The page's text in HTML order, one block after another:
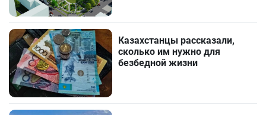
Казахстанцы рассказали,
сколько им нужно для
безбедной жизни